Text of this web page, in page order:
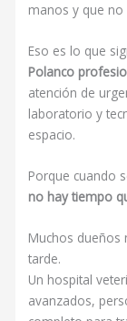
manos y que
Eso es lo que
Polanco
atención de
laboratorio y
espacio.
Porque cuando
no hay tiempo
Muchos dueños
tarde.
Un hospital
avanzados,